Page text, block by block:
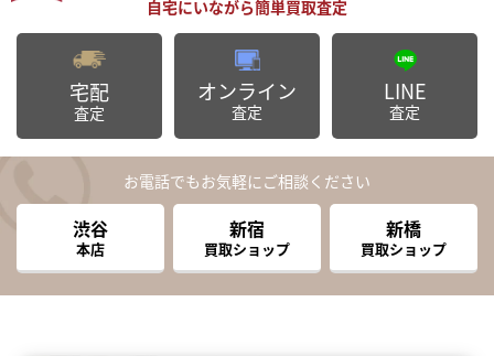
宅配
査定
オンライン
査定
LINE
査定
お電話でもお気軽にご相談ください
渋谷
本店
新宿
買取ショップ
新橋
買取ショップ